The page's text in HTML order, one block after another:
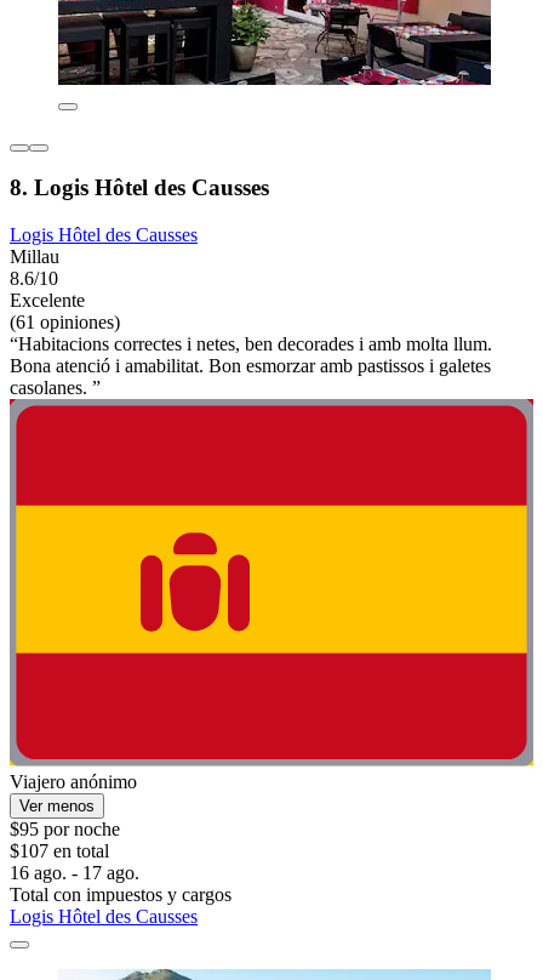
8. Logis Hôtel des Causses
Logis Hôtel des Causses
Millau
8.6/10
Excelente
(61 opiniones)
“Habitacions correctes i netes, ben decorades i amb molta llum.
Bona atenció i amabilitat. Bon esmorzar amb pastissos i galetes
casolanes. ”
Viajero anónimo
Ver menos
$95 por noche
$107 en total
16 ago. - 17 ago.
Total con impuestos y cargos
Logis Hôtel des Causses